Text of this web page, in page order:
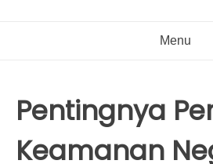
Menu
Pentingnya
Keamanan